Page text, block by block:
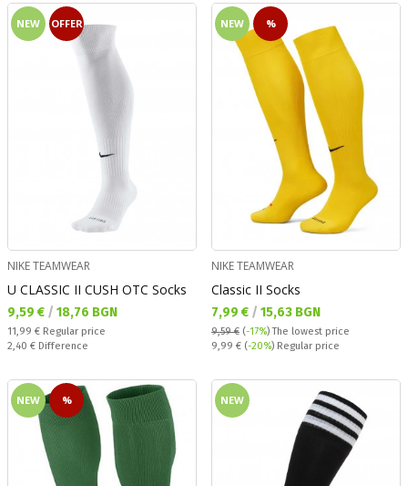
NEW OFFER
NIKE TEAMWEAR
U CLASSIC II CUSH OTC Socks
Текуща цена:
9,59 € / 18,76 BGN
Regular price:
11,99 € Regular price
Спестявате:
2,40 € Difference
NEW %
NIKE TEAMWEAR
Classic II Socks
Текуща цена:
7,99 € / 15,63 BGN
9,59 € (-17%)The lowest price
Regular price:
9,99 € (-20%) Regular price
NEW % NEW